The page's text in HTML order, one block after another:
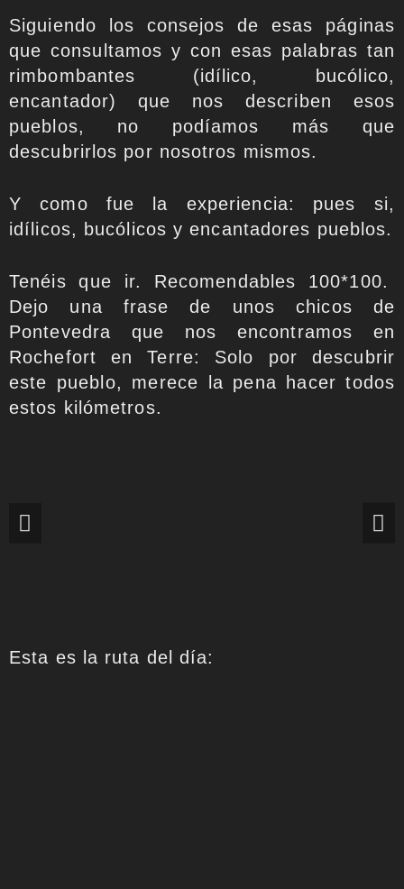
Siguiendo los consejos de esas páginas
que consultamos y con esas palabras tan
rimbombantes (idílico, bucólico,
encantador) que nos describen esos
pueblos, no podíamos más que
descubrirlos por nosotros mismos.
Y como fue la experiencia: pues si,
idílicos, bucólicos y encantadores pueblos.
Tenéis que ir. Recomendables 100*100.
Dejo una frase de unos chicos de
Pontevedra que nos encontramos en
Rochefort en Terre: Solo por descubrir
este pueblo, merece la pena hacer todos
estos kilómetros.
Esta es la ruta del día: